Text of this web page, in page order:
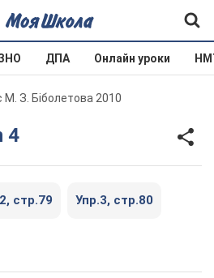
ДПА Онлайн уроки
М. З. Біболетова 2010
4
cтр.79 Упр.3, cтр.80